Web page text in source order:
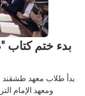
بدء ختم كتاب
بدأ طلاب معهد طشقند
ومعهد الإمام